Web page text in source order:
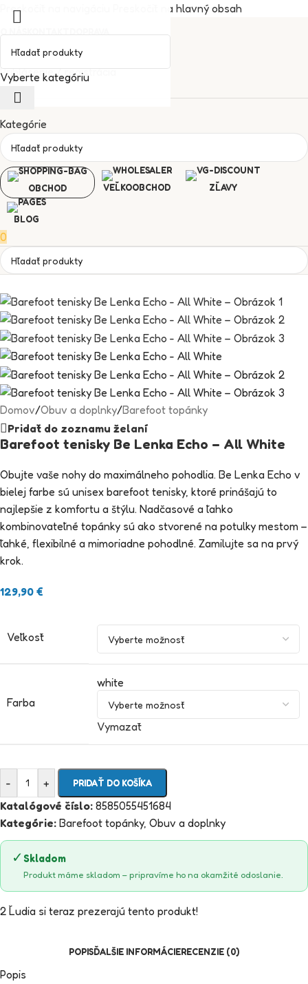
Preskočiť na navigáciu Preskočiť na hlavný obsah
Zoznam želaní
Prihlásenie / registrácia
Kategórie
OBCHOD VEĽKOOBCHOD ZĽAVY
BLOG
0
Domov/Obuv a doplnky/Barefoot topánky
Pridať do zoznamu želaní
Barefoot tenisky Be Lenka Echo – All White
Obujte vaše nohy do maximálneho pohodlia. Be Lenka Echo v
bielej farbe sú unisex barefoot tenisky, ktoré prinášajú to
najlepšie z komfortu a štýlu. Nadčasové a ľahko
kombinovateľné topánky sú ako stvorené na potulky mestom –
ľahké, flexibilné a mimoriadne pohodlné. Zamilujte sa na prvý
krok.
129,90 €
Veľkosť
Farba
white
Vymazať
- + PRIDAŤ DO KOŠÍKA
Katalógové číslo: 8585055451684
Kategórie: Barefoot topánky, Obuv a doplnky
✓ Skladom
Produkt máme skladom – pripravíme ho na okamžité odoslanie.
2 Ľudia si teraz prezerajú tento produkt!
POPISĎALŠIE INFORMÁCIERECENZIE (0)
Popis
Vyberte kategóriu